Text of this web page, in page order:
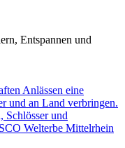
Entspannen und
Anlässen eine
und an Land verbringen.
Schlösser und
Welterbe Mittelrhein